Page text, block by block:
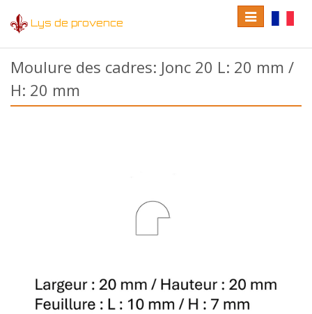
Lys de provence
language
Toggle
navigation
Moulure des cadres: Jonc 20 L: 20 mm /
H: 20 mm